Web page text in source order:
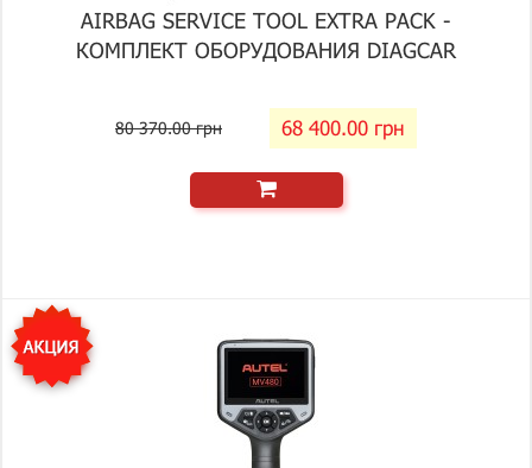
AIRBAG SERVICE TOOL EXTRA PACK -
КОМПЛЕКТ ОБОРУДОВАНИЯ DIAGCAR
80 370.00 грн 68 400.00 грн